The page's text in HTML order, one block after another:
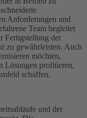
Anforderungen und
Team begleitet
Fertigstellung der
zu gewährleisten. Auch
möchten,
Lösungen profitieren,
schaffen.
und der